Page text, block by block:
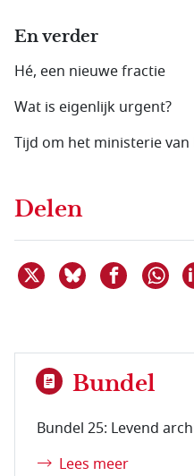
En verder
Hé, een nieuwe fractie
Wat is eigenlijk urgent?
Tijd om het ministerie van
Delen
Deel dit item op X
Deel dit item
Deel
Delen
Bundel
Bundel 25: Levend
Lees meer